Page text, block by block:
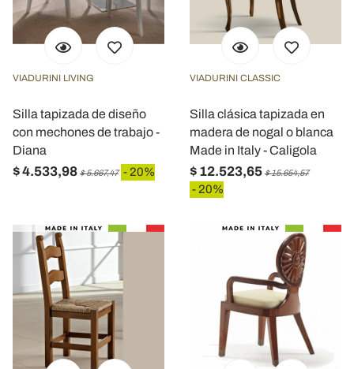
VIADURINI LIVING
Silla tapizada de diseño
con mechones de trabajo -
Diana
$ 4.533,98 $ 5.667,47 - 20%
VIADURINI CLASSIC
Silla clásica tapizada en
madera de nogal o blanca
Made in Italy - Caligola
$ 12.523,65 $ 15.654,57
- 20%